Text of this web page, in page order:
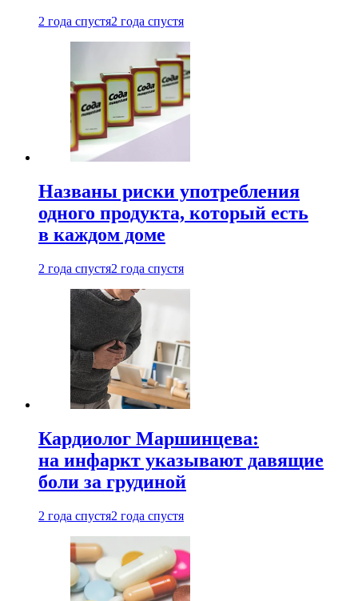
2 года спустя2 года спустя
Названы риски употребления
одного продукта, который есть
в каждом доме
2 года спустя2 года спустя
Кардиолог Маршинцева:
на инфаркт указывают давящие
боли за грудиной
2 года спустя2 года спустя